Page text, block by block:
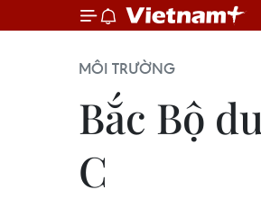
MÔI TRƯỜNG
Bắc Bộ
C